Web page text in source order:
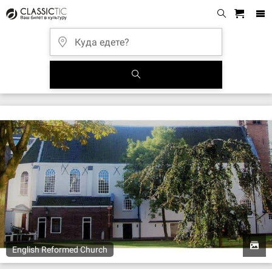
English Reformed Church